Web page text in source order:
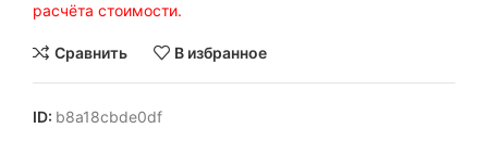
расчёта стоимости.
Сравнить В избранное
ID: b8a18cbde0df